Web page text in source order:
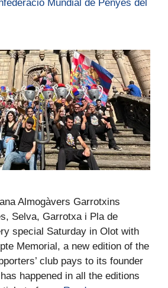
Mundial de Penyes del
Almogàvers Garrotxins
Selva, Garrotxa i Pla de
special Saturday in Olot with
Memorial, a new edition of the
club pays to its founder
happened in all the editions